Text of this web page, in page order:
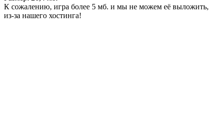
К сожалению, игра более 5 мб. и мы не можем её выложить,
из-за нашего хостинга!